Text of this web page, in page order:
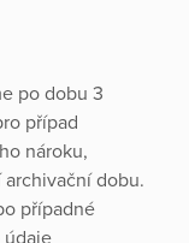
po dobu 3
případ
nároku,
dobu.
případné
údaje